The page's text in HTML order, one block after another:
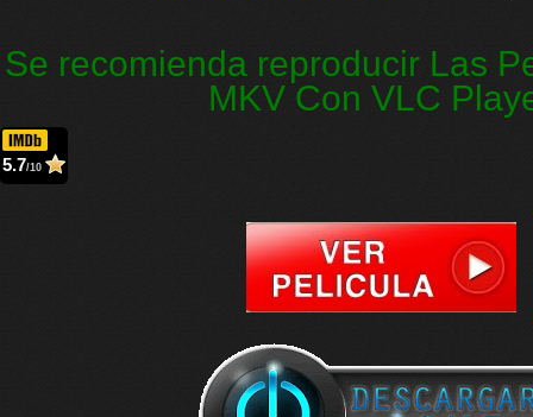
Se recomienda reproducir Las
MKV Con VLC
5.7/10